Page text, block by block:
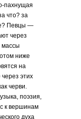
пахнущая
что? за
Певцы —
через
массы
ниже
на
этих
черви.
поэзия,
к вершинам
духа